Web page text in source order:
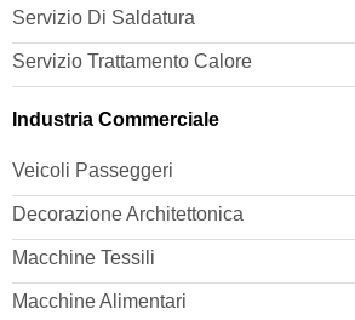
Servizio Di Saldatura
Servizio Trattamento Calore
Industria Commerciale
Veicoli Passeggeri
Decorazione Architettonica
Macchine Tessili
Macchine Alimentari